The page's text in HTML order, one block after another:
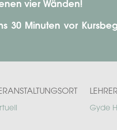
vier Wänden!
30 Minuten vor
LEHRER
Gyde